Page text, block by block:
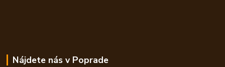
Nájdete nás v Poprade